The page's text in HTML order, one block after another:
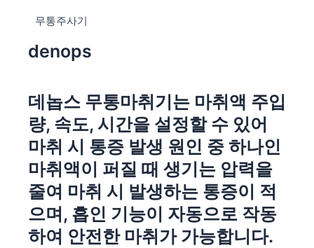
무통주사기
denops
데놉스 무통마취기는 마취액 주입
량, 속도, 시간을 설정할 수 있어
마취 시 통증 발생 원인 중 하나인
마취액이 퍼질 때 생기는 압력을
줄여 마취 시 발생하는 통증이 적
으며, 흡인 기능이 자동으로 작동
하여 안전한 마취가 가능합니다.